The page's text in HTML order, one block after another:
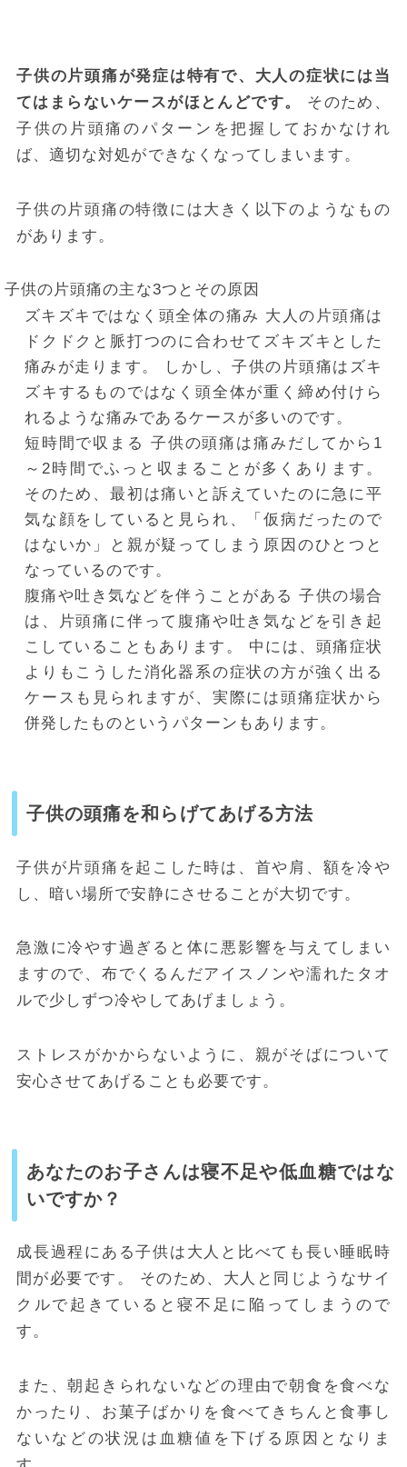
子供の片頭痛が発症は特有で、大人の症状には当
てはまらないケースがほとんどです。
そのため、
子供の片頭痛のパターンを把握しておかなけれ
ば、適切な対処ができなくなってしまいます。
子供の片頭痛の特徴には大きく以下のようなもの
があります。
子供の片頭痛の主な3つとその原因
ズキズキではなく頭全体の痛み 大人の片頭痛は
ドクドクと脈打つのに合わせてズキズキとした
痛みが走ります。
しかし、子供の片頭痛はズキ
ズキするものではなく頭全体が重く締め付けら
れるような痛みであるケースが多いのです。
短時間で収まる 子供の頭痛は痛みだしてから1
～2時間でふっと収まることが多くあります。
そのため、最初は痛いと訴えていたのに急に平
気な顔をしていると見られ、「仮病だったので
はないか」と親が疑ってしまう原因のひとつと
なっているのです。
腹痛や吐き気などを伴うことがある 子供の場合
は、片頭痛に伴って腹痛や吐き気などを引き起
こしていることもあります。
中には、頭痛症状
よりもこうした消化器系の症状の方が強く出る
ケースも見られますが、実際には頭痛症状から
併発したものというパターンもあります。
子供の頭痛を和らげてあげる方法
子供が片頭痛を起こした時は、首や肩、額を冷や
し、暗い場所で安静にさせることが大切です。
急激に冷やす過ぎると体に悪影響を与えてしまい
ますので、布でくるんだアイスノンや濡れたタオ
ルで少しずつ冷やしてあげましょう。
ストレスがかからないように、親がそばについて
安心させてあげることも必要です。
あなたのお子さんは寝不足や低血糖ではな
いですか？
成長過程にある子供は大人と比べても長い睡眠時
間が必要です。 そのため、大人と同じようなサイ
クルで起きていると寝不足に陥ってしまうので
す。
また、朝起きられないなどの理由で朝食を食べな
かったり、お菓子ばかりを食べてきちんと食事し
ないなどの状況は血糖値を下げる原因となりま